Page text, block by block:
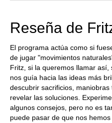
Reseña de
El programa actúa como si
de jugar "movimientos
Fritz, si la queremos llamar
nos guía hacia las ideas más
descubrir sacrificios, maniobras
revelar las soluciones.
algunos consejos, pero no es
puede pasar de que nos